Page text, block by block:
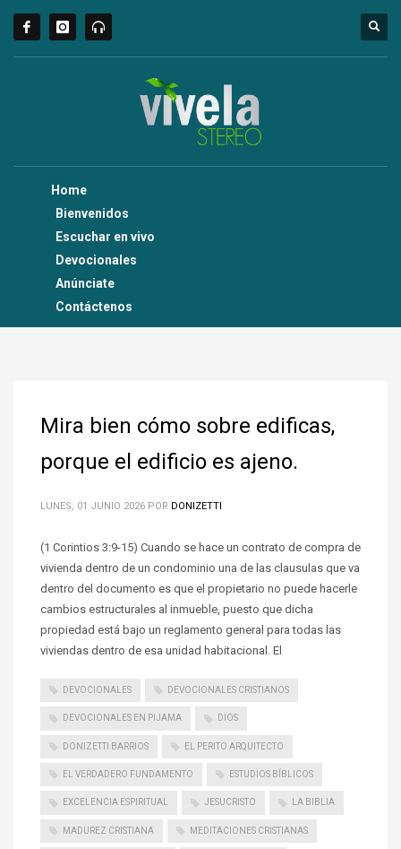
Home
Bienvenidos
Escuchar en vivo
Devocionales
Anúnciate
Contáctenos
Mira bien cómo sobre edificas,
porque el edificio es ajeno.
LUNES, 01 JUNIO 2026 POR DONIZETTI
(1 Corintios 3:9-15) Cuando se hace un contrato de compra de
vivienda dentro de un condominio una de las clausulas que va
dentro del documento es que el propietario no puede hacerle
cambios estructurales al inmueble, puesto que dicha
propiedad está bajo un reglamento general para todas las
viviendas dentro de esa unidad habitacional. El
DEVOCIONALES DEVOCIONALES CRISTIANOS
DEVOCIONALES EN PIJAMA DIOS
DONIZETTI BARRIOS EL PERITO ARQUITECTO
EL VERDADERO FUNDAMENTO ESTUDIOS BÍBLICOS
EXCELENCIA ESPIRITUAL JESUCRISTO LA BIBLIA
MADUREZ CRISTIANA MEDITACIONES CRISTIANAS